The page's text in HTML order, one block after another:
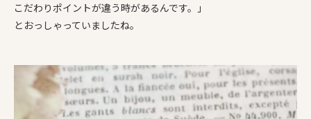
こだわりポイントが違う時があるんです。」
とおっしゃっていましたね。